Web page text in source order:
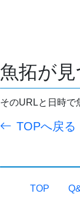
魚拓が見
そのURLと日時で
TOPへ戻る
TOP